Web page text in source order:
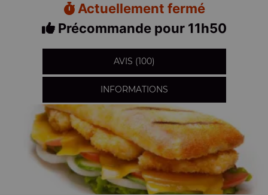
Actuellement fermé
Précommande pour 11h50
AVIS (100)
INFORMATIONS